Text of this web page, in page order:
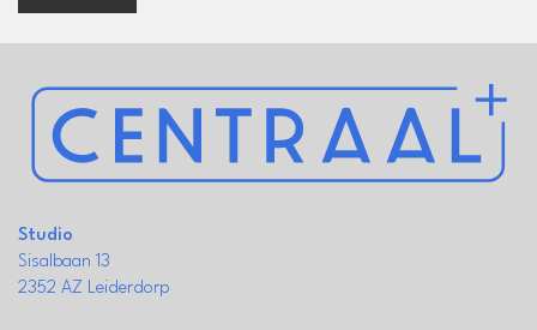
Studio
Sisalbaan 13
2352 AZ Leiderdorp